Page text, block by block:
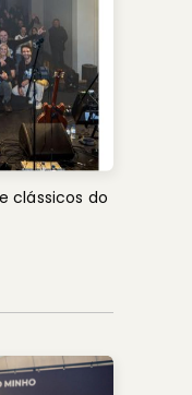
clássicos do